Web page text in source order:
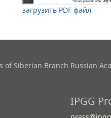
загрузить PDF файл
Siberian Branch Russian
IPGG